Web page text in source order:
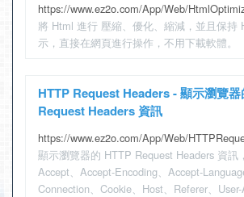
https://www.ez2o.com/App/Web/
將 Html 進行 壓縮、優化、縮減，並且保持
示，直接在網頁進行操作，不用下載軟體。
HTTP Request Headers - 顯示瀏覽
Request Headers 資訊
https://www.ez2o.com/App/Web/
顯示瀏覽器的 HTTP Request Headers 資訊
Accept、Accept-Encoding、Accept-Language
Connection、Cookie、Host、Referer、User-